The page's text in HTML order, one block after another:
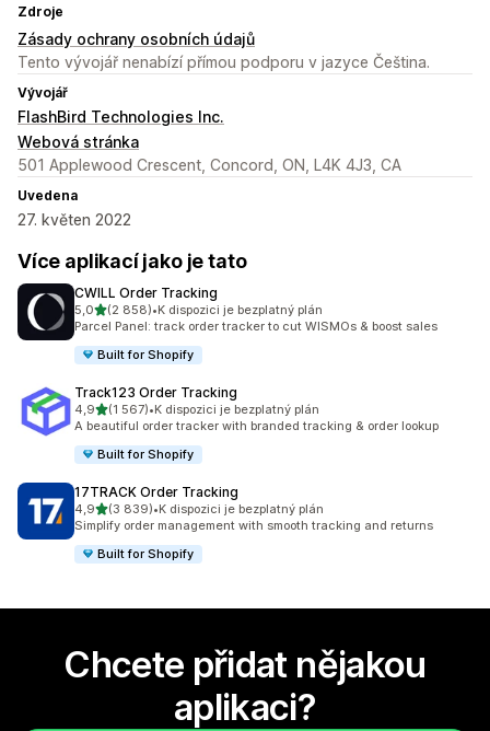
Zdroje
Zásady ochrany osobních údajů
Tento vývojář nenabízí přímou podporu v jazyce Čeština.
Vývojář
FlashBird Technologies Inc.
Webová stránka
501 Applewood Crescent, Concord, ON, L4K 4J3, CA
Uvedena
27. květen 2022
Více aplikací jako je tato
CWILL Order Tracking
5,0z 5 hvězd
(2 858)
Celkový počet recenzí: 2858
•K dispozici je bezplatný plán
Parcel Panel: track order tracker to cut WISMOs & boost sales
Built for Shopify
Track123 Order Tracking
4,9z 5 hvězd
(1 567)
Celkový počet recenzí: 1567
•K dispozici je bezplatný plán
A beautiful order tracker with branded tracking & order lookup
Built for Shopify
17TRACK Order Tracking
4,9z 5 hvězd
(3 839)
Celkový počet recenzí: 3839
•K dispozici je bezplatný plán
Simplify order management with smooth tracking and returns
Built for Shopify
Chcete přidat nějakou
aplikaci?